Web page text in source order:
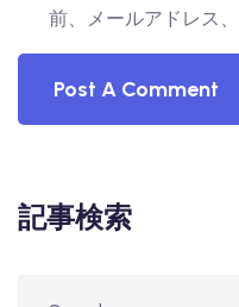
前、メールアドレス
記事検索